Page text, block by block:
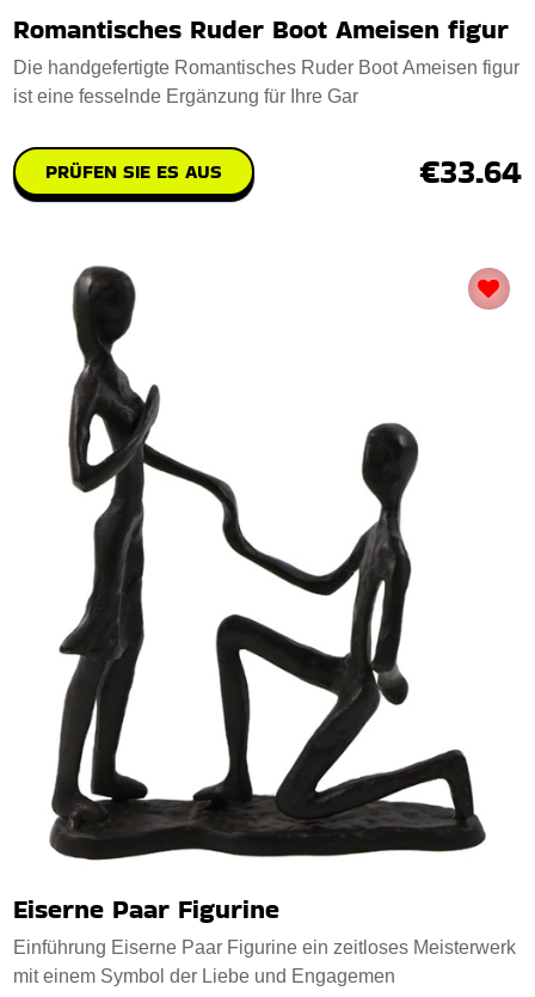
Romantisches Ruder Boot Ameisen figur
Die handgefertigte Romantisches Ruder Boot Ameisen figur
ist eine fesselnde Ergänzung für Ihre Gar
PRÜFEN SIE ES AUS €33.64
Eiserne Paar Figurine
Einführung Eiserne Paar Figurine ein zeitloses Meisterwerk
mit einem Symbol der Liebe und Engagemen